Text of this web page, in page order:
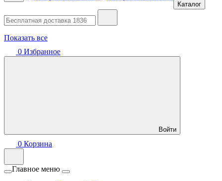
Каталог
Показать все
0 Избранное
Войти
0 Корзина
Главное меню